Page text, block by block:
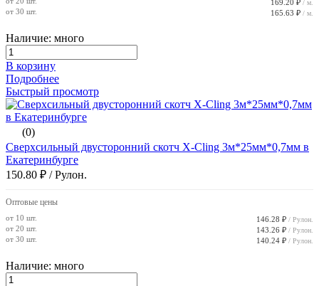
169.20 ₽ / м.
от 30 шт. 165.63 ₽ / м.
Наличие: много
В корзину
Подробнее
Быстрый просмотр
(0)
Сверхсильный двусторонний скотч X-Cling 3м*25мм*0,7мм в
Екатеринбурге
150.80 ₽ / Рулон.
Оптовые цены
от 10 шт. 146.28 ₽ / Рулон.
от 20 шт. 143.26 ₽ / Рулон.
от 30 шт. 140.24 ₽ / Рулон.
Наличие: много